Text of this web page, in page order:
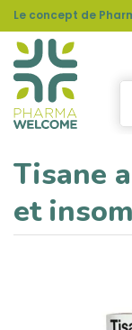
Le concept de
Tisane
et